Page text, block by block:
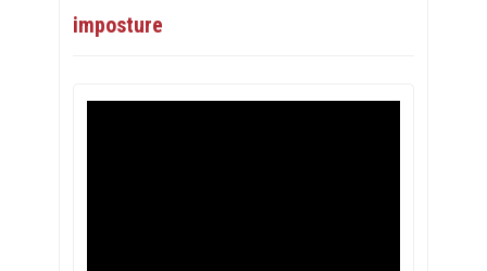
imposture